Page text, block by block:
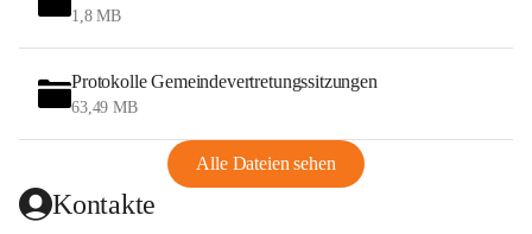
1,8 MB
Protokolle Gemeindevertretungssitzungen
63,49 MB
Alle Dateien sehen
Kontakte